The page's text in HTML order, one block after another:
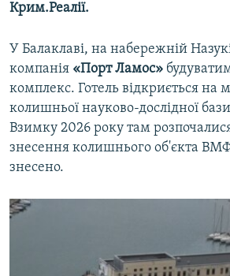
Крим.Реалії.
У Балаклаві, на набережній
компанія «Порт Ламос»
комплекс. Готель відкриється на
колишньої науково-дослідної
Взимку 2026 року там
знесення колишнього об'єкта
знесено.